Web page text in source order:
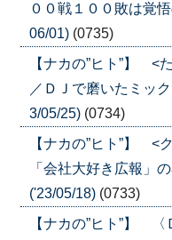
００戦１００敗は覚
06/01) (0735)
【ナカの”ヒト”】 <
／ＤＪで磨いたミッ
3/05/25) (0734)
【ナカの”ヒト”】
「会社大好き広報」
('23/05/18) (0733)
【ナカの”ヒト”】